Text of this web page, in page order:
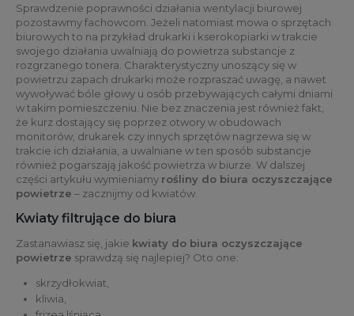
Sprawdzenie poprawności działania wentylacji biurowej
pozostawmy fachowcom. Jeżeli natomiast mowa o sprzętach
biurowych to na przykład drukarki i kserokopiarki w trakcie
swojego działania uwalniają do powietrza substancje z
rozgrzanego tonera. Charakterystyczny unoszący się w
powietrzu zapach drukarki może rozpraszać uwagę, a nawet
wywoływać bóle głowy u osób przebywających całymi dniami
w takim pomieszczeniu. Nie bez znaczenia jest również fakt,
że kurz dostający się poprzez otwory w obudowach
monitorów, drukarek czy innych sprzętów nagrzewa się w
trakcie ich działania, a uwalniane w ten sposób substancje
również pogarszają jakość powietrza w biurze. W dalszej
części artykułu wymieniamy rośliny do biura oczyszczające
powietrze – zacznijmy od kwiatów.
Kwiaty filtrujące do biura
Zastanawiasz się, jakie kwiaty do biura oczyszczające
powietrze sprawdzą się najlepiej? Oto one:
skrzydłokwiat,
kliwia,